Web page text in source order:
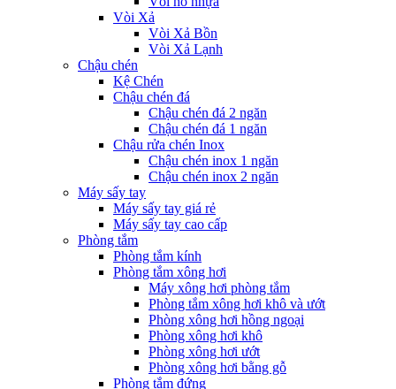
Vòi Xả
Vòi Xả Bồn
Vòi Xả Lạnh
Chậu chén
Kệ Chén
Chậu chén đá
Chậu chén đá 2 ngăn
Chậu chén đá 1 ngăn
Chậu rửa chén Inox
Chậu chén inox 1 ngăn
Chậu chén inox 2 ngăn
Máy sấy tay
Máy sấy tay giá rẻ
Máy sấy tay cao cấp
Phòng tắm
Phòng tắm kính
Phòng tắm xông hơi
Máy xông hơi phòng tắm
Phòng tắm xông hơi khô và ướt
Phòng xông hơi hồng ngoại
Phòng xông hơi khô
Phòng xông hơi ướt
Phòng xông hơi bằng gỗ
Phòng tắm đứng